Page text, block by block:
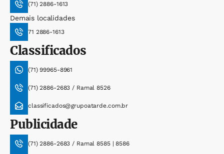
(71) 2886-1613
Demais localidades
71 2886-1613
Classificados
(71) 99965-8961
(71) 2886-2683 / Ramal 8526
classificados@grupoatarde.com.br
Publicidade
(71) 2886-2683 / Ramal 8585 | 8586